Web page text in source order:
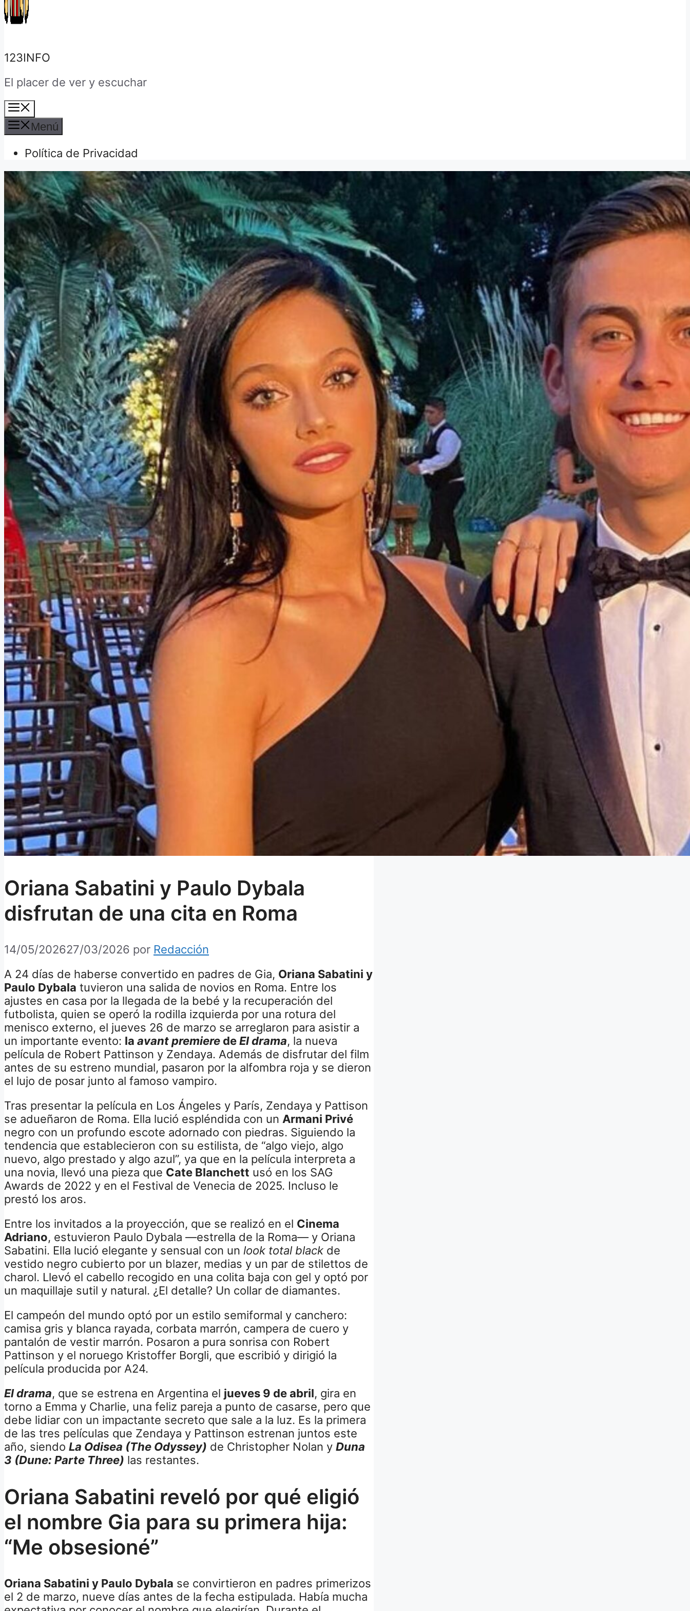
123INFO
El placer de ver y escuchar
Menú
Política de Privacidad
Oriana Sabatini y Paulo Dybala
disfrutan de una cita en Roma
14/05/202627/03/2026 por Redacción
A 24 días de haberse convertido en padres de Gia, Oriana Sabatini y
Paulo Dybala tuvieron una salida de novios en Roma. Entre los
ajustes en casa por la llegada de la bebé y la recuperación del
futbolista, quien se operó la rodilla izquierda por una rotura del
menisco externo, el jueves 26 de marzo se arreglaron para asistir a
un importante evento: la avant premiere deEl drama, la nueva
película de Robert Pattinson y Zendaya. Además de disfrutar del film
antes de su estreno mundial, pasaron por la alfombra roja y se dieron
el lujo de posar junto al famoso vampiro.
Tras presentar la película en Los Ángeles y París, Zendaya y Pattison
se adueñaron de Roma. Ella lució espléndida con un Armani Privé
negro con un profundo escote adornado con piedras. Siguiendo la
tendencia que establecieron con su estilista, de “algo viejo, algo
nuevo, algo prestado y algo azul”, ya que en la película interpreta a
una novia, llevó una pieza que Cate Blanchett usó en los SAG
Awards de 2022 y en el Festival de Venecia de 2025. Incluso le
prestó los aros.
Entre los invitados a la proyección, que se realizó en el Cinema
Adriano, estuvieron Paulo Dybala —estrella de la Roma— y Oriana
Sabatini. Ella lució elegante y sensual con un look total black de
vestido negro cubierto por un blazer, medias y un par de stilettos de
charol. Llevó el cabello recogido en una colita baja con gel y optó por
un maquillaje sutil y natural. ¿El detalle? Un collar de diamantes.
El campeón del mundo optó por un estilo semiformal y canchero:
camisa gris y blanca rayada, corbata marrón, campera de cuero y
pantalón de vestir marrón. Posaron a pura sonrisa con Robert
Pattinson y el noruego Kristoffer Borgli, que escribió y dirigió la
película producida por A24.
El drama, que se estrena en Argentina el jueves 9 de abril, gira en
torno a Emma y Charlie, una feliz pareja a punto de casarse, pero que
debe lidiar con un impactante secreto que sale a la luz. Es la primera
de las tres películas que Zendaya y Pattinson estrenan juntos este
año, siendo La Odisea (The Odyssey) de Christopher Nolan y Duna
3 (Dune: Parte Three) las restantes.
Oriana Sabatini reveló por qué eligió
el nombre Gia para su primera hija:
“Me obsesioné”
Oriana Sabatini y Paulo Dybala se convirtieron en padres primerizos
el 2 de marzo, nueve días antes de la fecha estipulada. Había mucha